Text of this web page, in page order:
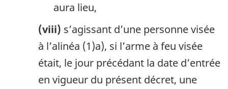
aura lieu,
(viii) s’agissant d’une personne visée
à l’alinéa (1)a), si l’arme à feu visée
était, le jour précédant la date d’entrée
en vigueur du présent décret, une